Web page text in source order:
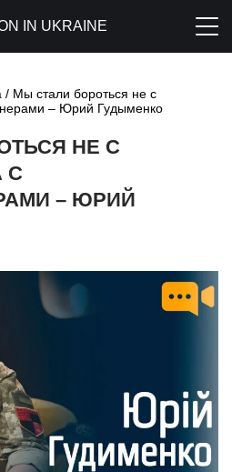
IN UKRAINE
/ Мы стали бороться не с
– Юрий Гудыменко
НЕ С
С
– ЮРИЙ